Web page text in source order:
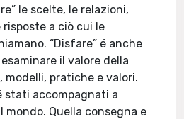
le scelte, le relazioni,
risposte a ciò cui le
“Disfare” é anche
il valore della
modelli, pratiche e valori.
stati accompagnati a
mondo. Quella consegna e